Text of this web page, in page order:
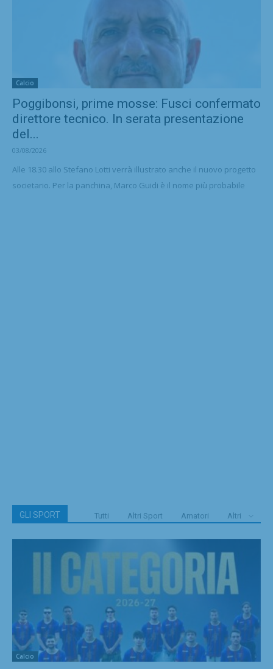
Calcio
Poggibonsi, prime mosse: Fusci confermato
direttore tecnico. In serata presentazione
del...
03/08/2026
Alle 18.30 allo Stefano Lotti verrà illustrato anche il nuovo progetto
societario. Per la panchina, Marco Guidi è il nome più probabile
GLI SPORT Tutti Altri Sport Amatori Altri
Calcio